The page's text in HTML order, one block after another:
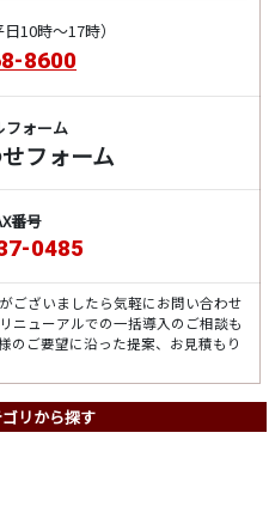
10時～17時）
8600
フォーム
フォーム
番号
0485
ございましたら気軽にお問い合わせ
ニューアルでの一括導入のご相談も
のご要望に沿った提案、お見積もり
リから探す